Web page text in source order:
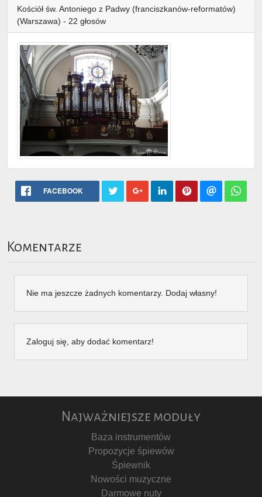
Kościół św. Antoniego z Padwy (franciszkanów-reformatów)
(Warszawa) - 22 głosów
FACEBOOK
Komentarze
Nie ma jeszcze żadnych komentarzy. Dodaj własny!
Zaloguj się, aby dodać komentarz!
Najważniejsze moduły
Baza instrumentów
Propozycje śpiewów
Śpiewnik
Nowości muzyczne
Darmowe nuty